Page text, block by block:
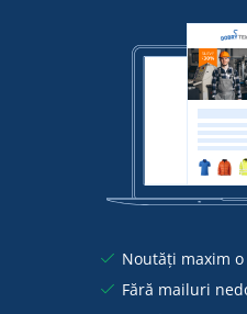
Noutăți maxim
Fără mailuri